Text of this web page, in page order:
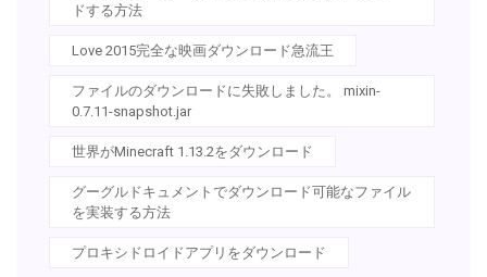
ドする方法
Love 2015完全な映画ダウンロード急流王
ファイルのダウンロードに失敗しました。 mixin-
0.7.11-snapshot.jar
世界がMinecraft 1.13.2をダウンロード
グーグルドキュメントでダウンロード可能なファイル
を実装する方法
プロキシドロイドアプリをダウンロード